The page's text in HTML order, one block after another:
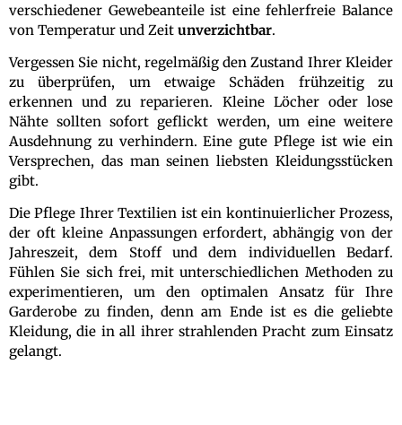
verschiedener Gewebeanteile ist eine fehlerfreie Balance
von Temperatur und Zeit unverzichtbar.
Vergessen Sie nicht, regelmäßig den Zustand Ihrer Kleider
zu überprüfen, um etwaige Schäden frühzeitig zu
erkennen und zu reparieren. Kleine Löcher oder lose
Nähte sollten sofort geflickt werden, um eine weitere
Ausdehnung zu verhindern. Eine gute Pflege ist wie ein
Versprechen, das man seinen liebsten Kleidungsstücken
gibt.
Die Pflege Ihrer Textilien ist ein kontinuierlicher Prozess,
der oft kleine Anpassungen erfordert, abhängig von der
Jahreszeit, dem Stoff und dem individuellen Bedarf.
Fühlen Sie sich frei, mit unterschiedlichen Methoden zu
experimentieren, um den optimalen Ansatz für Ihre
Garderobe zu finden, denn am Ende ist es die geliebte
Kleidung, die in all ihrer strahlenden Pracht zum Einsatz
gelangt.